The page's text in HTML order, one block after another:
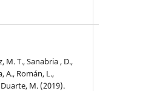
M. T., Sanabria , D.,
A., Román, L.,
M. (2019).